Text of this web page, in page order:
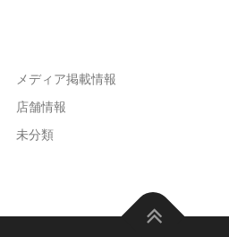
メディア掲載情報
店舗情報
未分類